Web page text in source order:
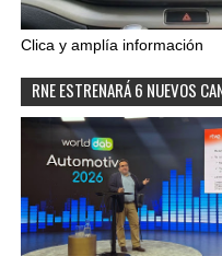
Clica y amplía información
RNE ESTRENARÁ 6 NUEVOS